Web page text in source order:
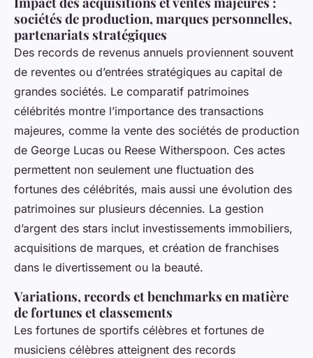
sociétés de production, marques personnelles,
partenariats stratégiques
Des records de revenus annuels proviennent souvent
de reventes ou d’entrées stratégiques au capital de
grandes sociétés. Le comparatif patrimoines
célébrités montre l’importance des transactions
majeures, comme la vente des sociétés de production
de George Lucas ou Reese Witherspoon. Ces actes
permettent non seulement une fluctuation des
fortunes des célébrités, mais aussi une évolution des
patrimoines sur plusieurs décennies. La gestion
d’argent des stars inclut investissements immobiliers,
acquisitions de marques, et création de franchises
dans le divertissement ou la beauté.
Variations, records et benchmarks en matière
de fortunes et classements
Les fortunes de sportifs célèbres et fortunes de
musiciens célèbres atteignent des records